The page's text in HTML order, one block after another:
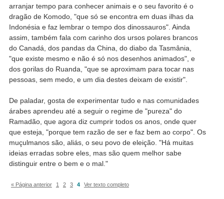
arranjar tempo para conhecer animais e o seu favorito é o
dragão de Komodo, "que só se encontra em duas ilhas da
Indonésia e faz lembrar o tempo dos dinossauros". Ainda
assim, também fala com carinho dos ursos polares brancos
do Canadá, dos pandas da China, do diabo da Tasmânia,
"que existe mesmo e não é só nos desenhos animados", e
dos gorilas do Ruanda, "que se aproximam para tocar nas
pessoas, sem medo, e um dia destes deixam de existir".
De paladar, gosta de experimentar tudo e nas comunidades
árabes aprendeu até a seguir o regime de "pureza" do
Ramadão, que agora diz cumprir todos os anos, onde quer
que esteja, "porque tem razão de ser e faz bem ao corpo". Os
muçulmanos são, aliás, o seu povo de eleição. "Há muitas
ideias erradas sobre eles, mas são quem melhor sabe
distinguir entre o bem e o mal."
« Página anterior 1 2 3 4 Ver texto completo